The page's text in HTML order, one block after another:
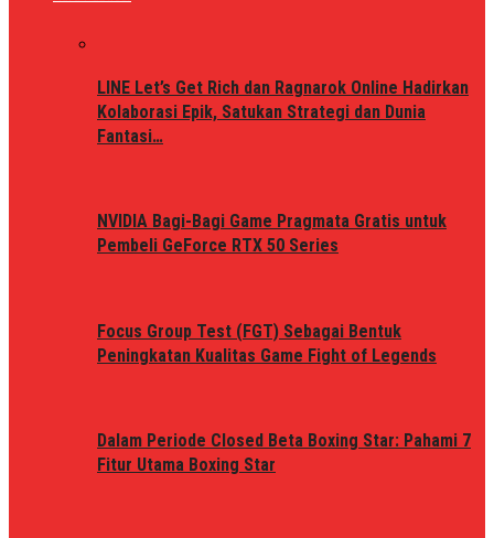
LINE Let’s Get Rich dan Ragnarok Online Hadirkan
Kolaborasi Epik, Satukan Strategi dan Dunia
Fantasi…
NVIDIA Bagi-Bagi Game Pragmata Gratis untuk
Pembeli GeForce RTX 50 Series
Focus Group Test (FGT) Sebagai Bentuk
Peningkatan Kualitas Game Fight of Legends
Dalam Periode Closed Beta Boxing Star: Pahami 7
Fitur Utama Boxing Star